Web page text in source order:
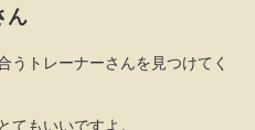
ん
うトレーナーさんを見つけてく
もいいですよ。